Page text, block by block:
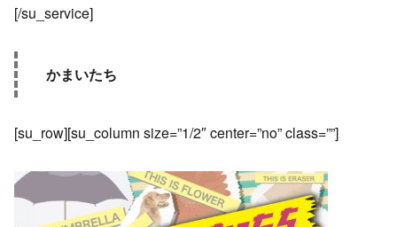
[/su_service]
かまいたち
[su_row][su_column size=”1/2″ center=”no” class=””]